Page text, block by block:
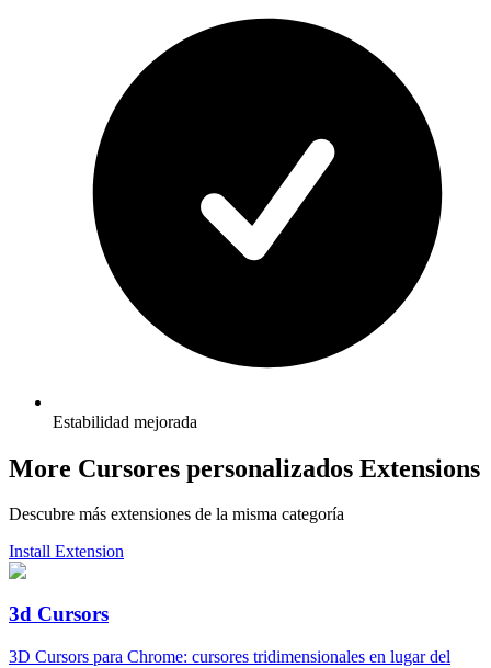
Estabilidad mejorada
More Cursores personalizados Extensions
Descubre más extensiones de la misma categoría
Install Extension
3d Cursors
3D Cursors para Chrome: cursores tridimensionales en lugar del